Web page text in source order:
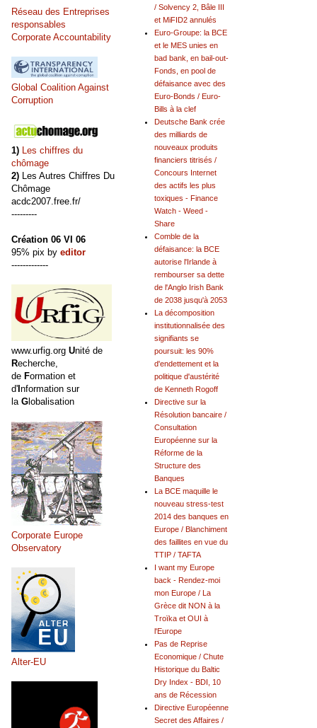
/ Solvency 2, Bâle III
et MiFID2 annulés
Euro-Groupe: la BCE
et le MES unies en
bad bank, en bail-out-
Fonds, en pool de
défaisance avec des
Euro-Bonds / Euro-
Bills à la clef
Deutsche Bank crée
des milliards de
nouveaux produits
financiers titrisés /
Concours Internet
des actifs les plus
toxiques - Finance
Watch - Weed -
Share
Comble de la
défaisance: la BCE
autorise l'Irlande à
rembourser sa dette
de l'Anglo Irish Bank
de 2038 jusqu'à 2053
La décomposition
institutionnalisée des
signifiants se
poursuit: les 90%
d'endettement et la
politique d'austérité
de Kenneth Rogoff
Directive sur la
Résolution bancaire /
Consultation
Européenne sur la
Réforme de la
Structure des
Banques
La BCE maquille le
nouveau stress-test
2014 des banques en
Europe / Blanchiment
des faillites en vue du
TTIP / TAFTA
I want my Europe
back - Rendez-moi
mon Europe / La
Grèce dit NON à la
Troïka et OUI à
l'Europe
Pas de Reprise
Economique / Chute
Historique du Baltic
Dry Index - BDI, 10
ans de Récession
Directive Européenne
Secret des Affaires /
Réseau des Entreprises
responsables
Corporate Accountability
Global Coalition Against
Corruption
1) Les chiffres du
chômage
2) Les Autres Chiffres Du
Chômage
acdc2007.free.fr/
---------
Création 06 VI 06
95% pix by editor
-------------
www.urfig.org Unité de
Recherche,
de Formation et
d'Information sur
la Globalisation
Corporate Europe
Observatory
Alter-EU